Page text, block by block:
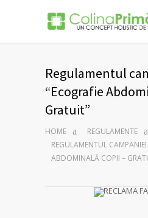
Regulamentul
“Ecografie
Gratuit”
HOME
REGULAMENTE
REGULAMENTUL CAMPANIEI
ABDOMINALĂ COPII –